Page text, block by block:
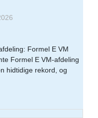
Formel E VM
Formel E VM-afdeling
hidtidige rekord, og